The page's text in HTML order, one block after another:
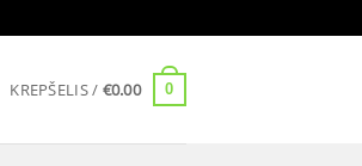
KREPŠELIS / €0.00 0